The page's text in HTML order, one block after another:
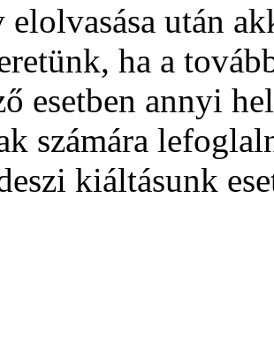
után
ha a
esetben annyi
számára
kiáltásunk